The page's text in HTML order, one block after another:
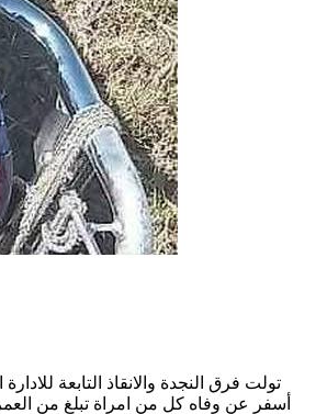
تولت فرق النجدة والانقاذ التابعة